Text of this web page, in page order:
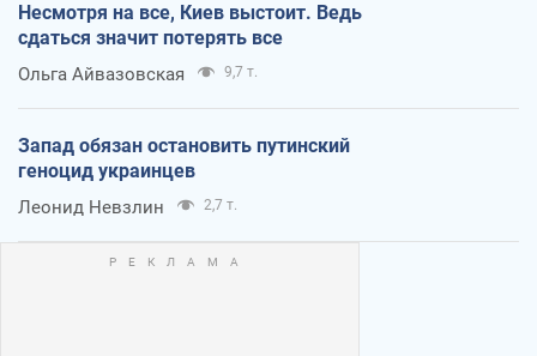
Несмотря на все, Киев выстоит. Ведь
сдаться значит потерять все
Ольга Айвазовская 9,7 т.
Запад обязан остановить путинский
геноцид украинцев
Леонид Невзлин 2,7 т.